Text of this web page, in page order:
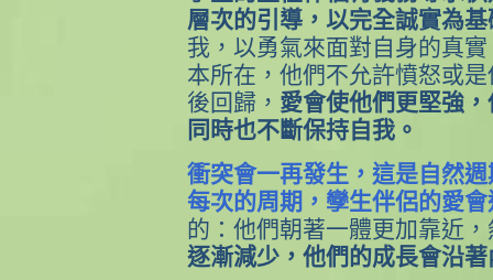
層次的引導，以完全誠實為
我，以勇氣來面對自身的真
本所在，他們不允許憤怒或
後回歸， 愛會使他們更堅強
同時也不斷保持自我。
衝突會一再發生，這是自然
每次的周期，孿生伴侶的愛
的：他們朝著一體更加靠近
逐漸減少，他們的成長會沿